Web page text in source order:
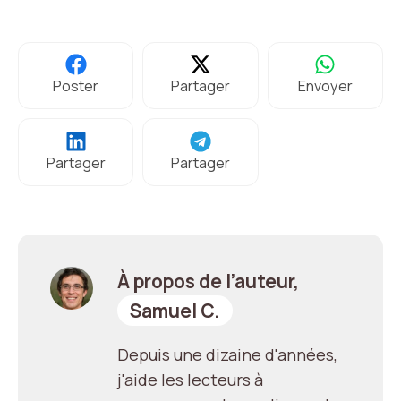
Poster Partager Envoyer
Partager Partager
À propos de l’auteur,
Samuel C.
Depuis une dizaine d'années,
j'aide les lecteurs à